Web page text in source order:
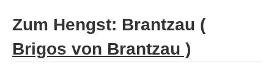
Arween – Asti’s Amsterdam – El Bundy –
Imperator
Zum Hengst: Brantzau (
Brigos von Brantzau )